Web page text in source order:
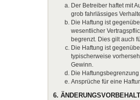
Der Betreiber haftet mit
grob fahrlässiges
Die Haftung ist
wesentlicher
begrenzt. Dies gilt auch
Die Haftung ist
typischerweise
Gewinn.
Die
Ansprüche für eine
6. ÄNDERUNGSVORBEHALT